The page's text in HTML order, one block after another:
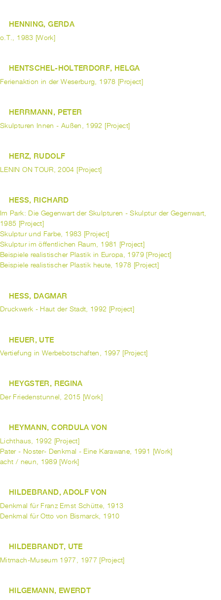
HENNING, GERDA
o.T., 1983 [Work]
HENTSCHEL-HOLTERDORF, HELGA
Ferienaktion in der Weserburg, 1978 [Project]
HERRMANN, PETER
Skulpturen Innen - Außen, 1992 [Project]
HERZ, RUDOLF
LENIN ON TOUR, 2004 [Project]
HESS, RICHARD
Im Park: Die Gegenwart der Skulpturen - Skulptur der Gegenwart,
1985 [Project]
Skulptur und Farbe, 1983 [Project]
Skulptur im öffentlichen Raum, 1981 [Project]
Beispiele realistischer Plastik in Europa, 1979 [Project]
Beispiele realistischer Plastik heute, 1978 [Project]
HESS, DAGMAR
Druckwerk - Haut der Stadt, 1992 [Project]
HEUER, UTE
Vertiefung in Werbebotschaften, 1997 [Project]
HEYGSTER, REGINA
Der Friedenstunnel, 2015 [Work]
HEYMANN, CORDULA VON
Lichthaus, 1992 [Project]
Pater - Noster- Denkmal - Eine Karawane, 1991 [Work]
acht / neun, 1989 [Work]
HILDEBRAND, ADOLF VON
Denkmal für Franz Ernst Schütte, 1913
Denkmal für Otto von Bismarck, 1910
HILDEBRANDT, UTE
Mitmach-Museum 1977, 1977 [Project]
HILGEMANN, EWERDT